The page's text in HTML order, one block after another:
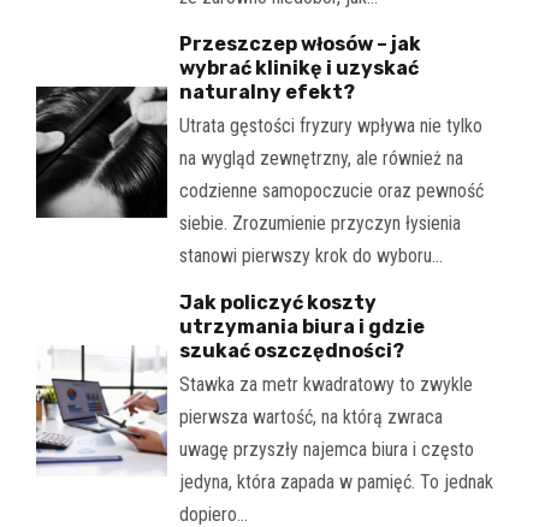
Przeszczep włosów – jak
wybrać klinikę i uzyskać
naturalny efekt?
Utrata gęstości fryzury wpływa nie tylko
na wygląd zewnętrzny, ale również na
codzienne samopoczucie oraz pewność
siebie. Zrozumienie przyczyn łysienia
stanowi pierwszy krok do wyboru…
Jak policzyć koszty
utrzymania biura i gdzie
szukać oszczędności?
Stawka za metr kwadratowy to zwykle
pierwsza wartość, na którą zwraca
uwagę przyszły najemca biura i często
jedyna, która zapada w pamięć. To jednak
dopiero…